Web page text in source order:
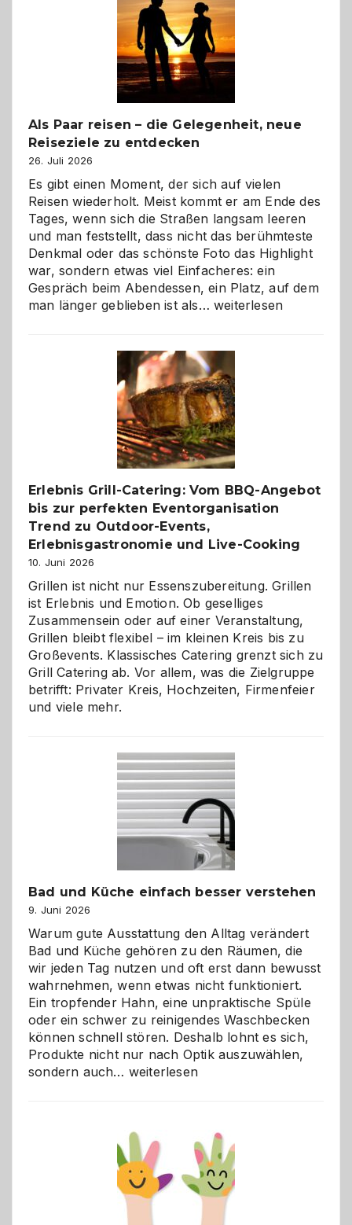
Als Paar reisen – die Gelegenheit, neue
Reiseziele zu entdecken
26. Juli 2026
Es gibt einen Moment, der sich auf vielen
Reisen wiederholt. Meist kommt er am Ende des
Tages, wenn sich die Straßen langsam leeren
und man feststellt, dass nicht das berühmteste
Denkmal oder das schönste Foto das Highlight
war, sondern etwas viel Einfacheres: ein
Gespräch beim Abendessen, ein Platz, auf dem
man länger geblieben ist als… Als
–
die
Gelegenheit,
neue
Reiseziele
zu
entdecken
weiterlesen
Erlebnis Grill-Catering: Vom BBQ-Angebot
bis zur perfekten Eventorganisation
Trend zu Outdoor-Events,
Erlebnisgastronomie und Live-Cooking
10. Juni 2026
Grillen ist nicht nur Essenszubereitung. Grillen
ist Erlebnis und Emotion. Ob geselliges
Zusammensein oder auf einer Veranstaltung,
Grillen bleibt flexibel – im kleinen Kreis bis zu
Großevents. Klassisches Catering grenzt sich zu
Grill Catering ab. Vor allem, was die Zielgruppe
betrifft: Privater Kreis, Hochzeiten, Firmenfeier
und viele mehr.
Bad und Küche einfach besser verstehen
9. Juni 2026
Warum gute Ausstattung den Alltag verändert
Bad und Küche gehören zu den Räumen, die
wir jeden Tag nutzen und oft erst dann bewusst
wahrnehmen, wenn etwas nicht funktioniert.
Ein tropfender Hahn, eine unpraktische Spüle
oder ein schwer zu reinigendes Waschbecken
können schnell stören. Deshalb lohnt es sich,
Produkte nicht nur nach Optik auszuwählen,
sondern auch… Bad
besser
verstehen
weiterlesen